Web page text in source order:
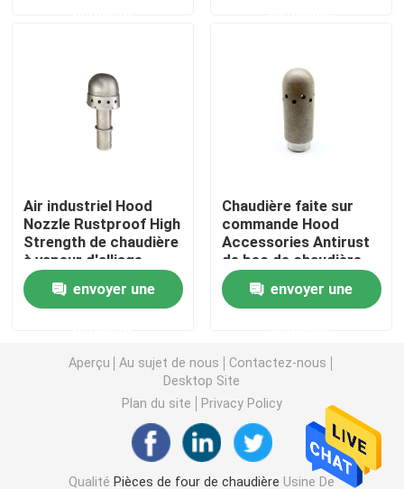
plat d'acier au carbone
Tuyau d'acier sans couture
Tuyau à haute pression de chaudière
Tuyau d'acier de précision
Boucliers de tube de chaudière
Barre à chaînes de grille
Air industriel Hood
Nozzle Rustproof High
Strength de chaudière
à vapeur d'alliage
envoyer une
Chaudière faite sur
commande Hood
Accessories Antirust
de bec de chaudière
d'acier inoxydable
d'OEM envoyer une
Aperçu Au sujet de nous
Contactez-nous
Desktop Site
Plan du site
Privacy Policy
Qualité Pièces de four de chaudière Usine De